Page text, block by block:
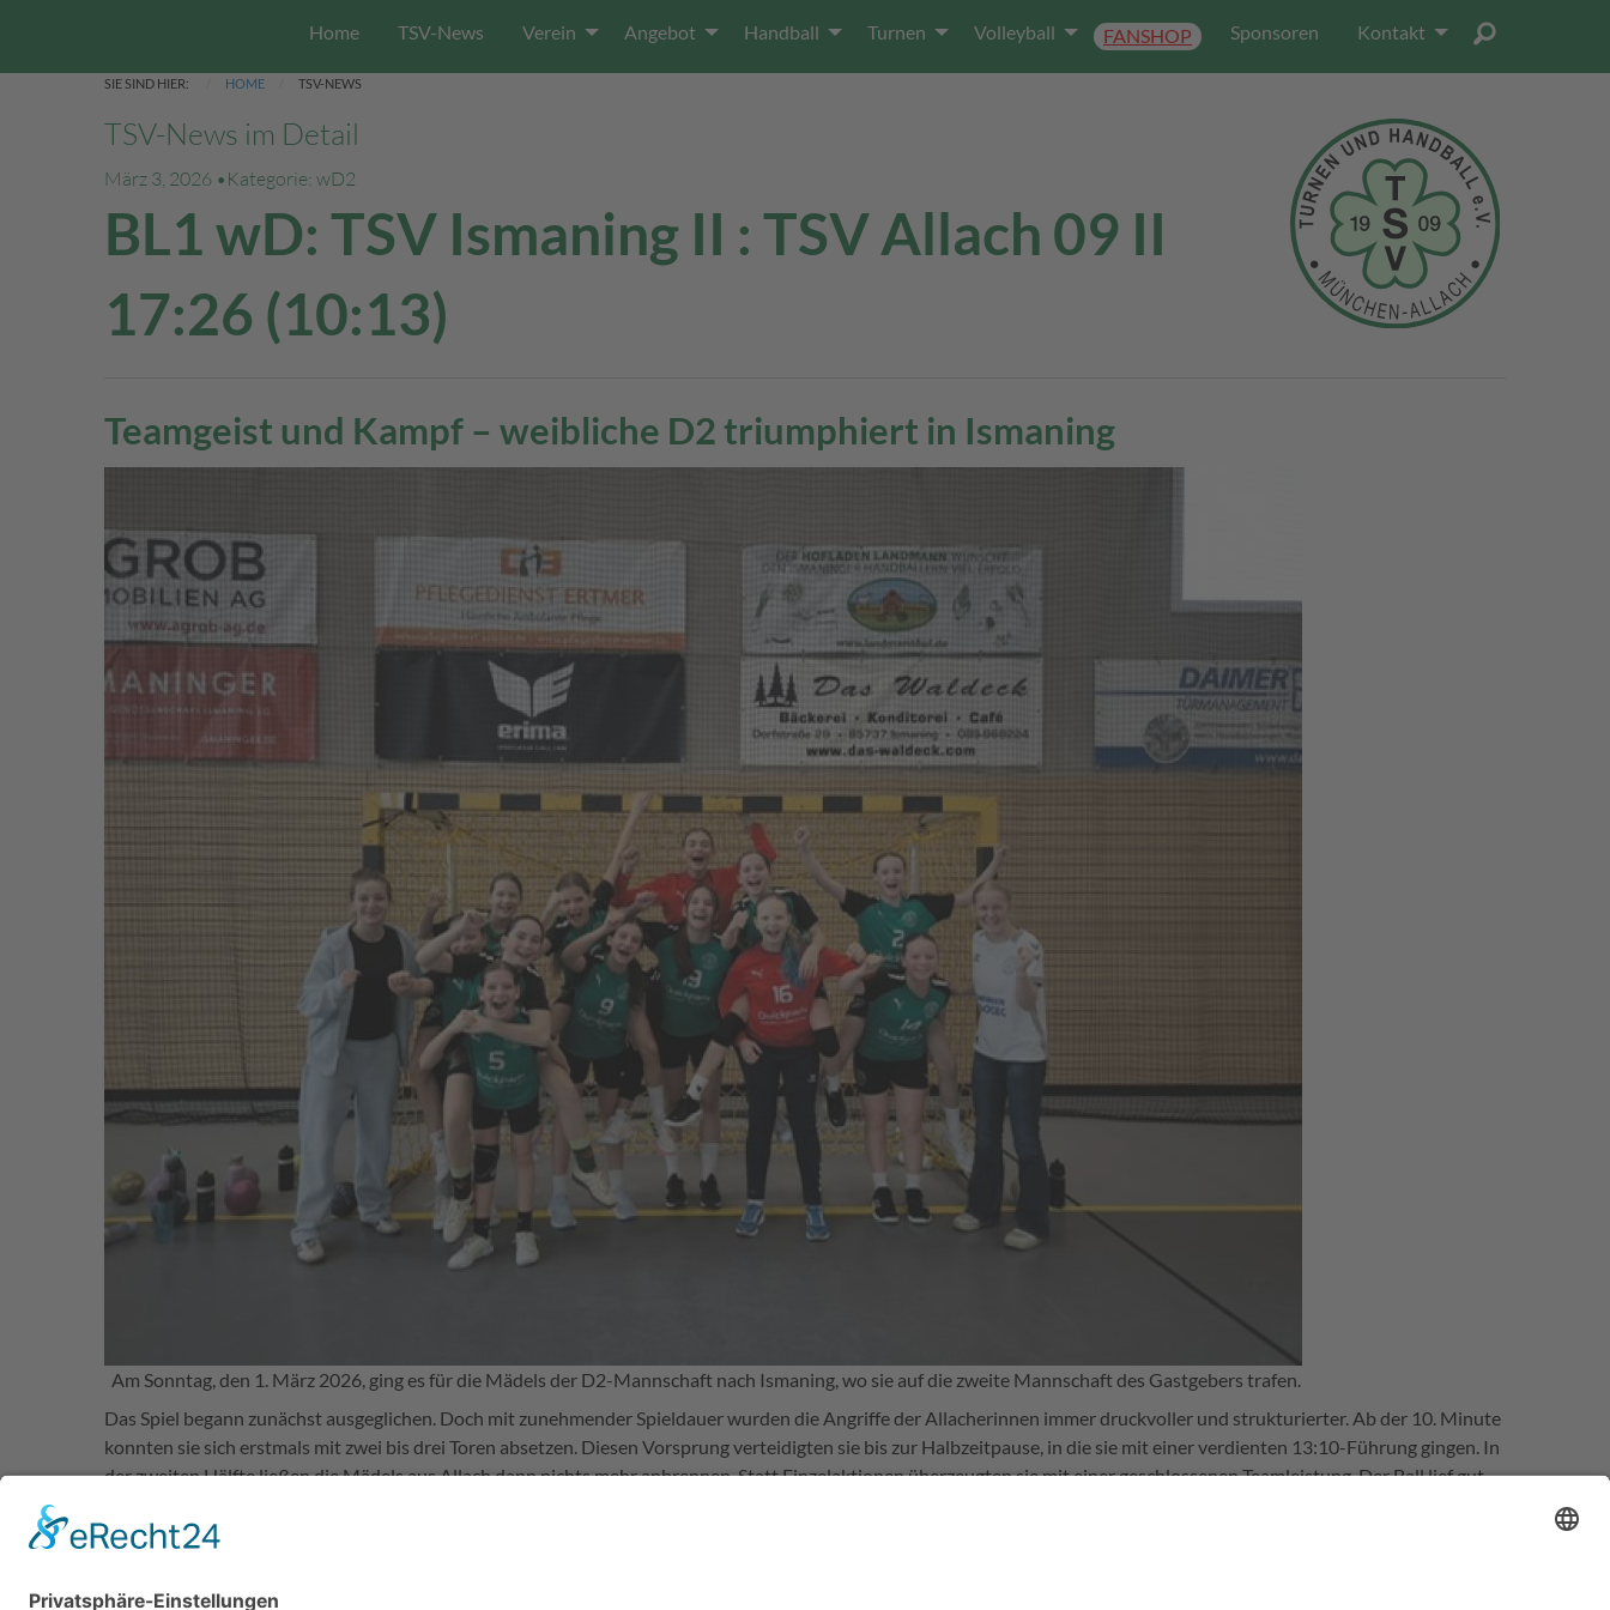
Home TSV-News Verein Angebot Handball Turnen Volleyball FANSHOP Sponsoren Kontakt
SIE SIND HIER: HOME TSV-NEWS
TSV-News im Detail
März 3, 2026 • Kategorie: wD2
BL1 wD: TSV Ismaning II : TSV Allach 09 II
17:26 (10:13)
Teamgeist und Kampf – weibliche D2 triumphiert in Ismaning
Am Sonntag, den 1. März 2026, ging es für die Mädels der D2-Mannschaft nach Ismaning, wo sie auf die zweite Mannschaft des Gastgebers trafen.
Das Spiel begann zunächst ausgeglichen. Doch mit zunehmender Spieldauer wurden die Angriffe der Allacherinnen immer druckvoller und strukturierter. Ab der 10. Minute
konnten sie sich erstmals mit zwei bis drei Toren absetzen. Diesen Vorsprung verteidigten sie bis zur Halbzeitpause, in die sie mit einer verdienten 13:10-Führung gingen. In
der zweiten Hälfte ließen die Mädels aus Allach dann nichts mehr anbrennen. Statt Einzelaktionen überzeugten sie mit einer geschlossenen Teamleistung. Der Ball lief gut
Besonders hervorzuheben ist jedoch die bärenstarke Abwehrarbeit: Die Ismaningerinnen bissen sich immer wieder die Zähne an der kompakten Defensive aus. Dazu
Ismaning lediglich einen einzigen verwandeln – eine starke Quote unserer Keeperinnen!